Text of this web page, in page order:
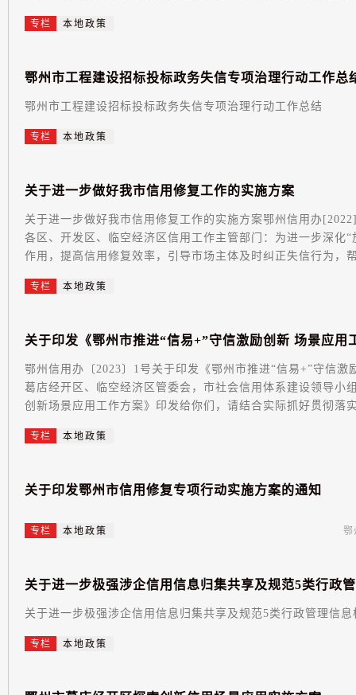
专栏 本地政策
鄂州市工程建设招标投标政务失信专项治理行动工作总
鄂州市工程建设招标投标政务失信专项治理行动工作总结
专栏 本地政策
关于进一步做好我市信用 修复工作的实施方案
关于进一步做好我市信用修复工作的实施方案鄂州信用办
各区、开发区、临空经济区信用工作主管部门：为进一步深化
作用，提高信用修复效率，引导市场主体及时纠正失信行为，
专栏 本地政策
关于印发 《鄂州市推进“信易+”守信激励创 新 场景应用
鄂州信用办〔2023〕1号关于印发《鄂州市推进“信易+”守信
葛店经开区、临空经济区管委会，市社会信用体系建设领导小
创新场景应用工作方案》印发给你们，请结合实际抓好贯彻落
专栏 本地政策
关于印发鄂州市信用 修复专项行动实施方案的通知
专栏 本地政策 鄂
关于进一步极强涉企信用 信息归集共享及规范5类行政管
关于进一步极强涉企信用信息归集共享及规范5类行政管理信
专栏 本地政策